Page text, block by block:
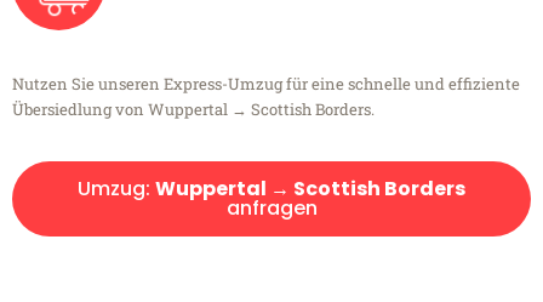
Nutzen Sie unseren Express-Umzug für eine schnelle und effiziente
Übersiedlung von Wuppertal → Scottish Borders.
Umzug: Wuppertal → Scottish Borders
anfragen